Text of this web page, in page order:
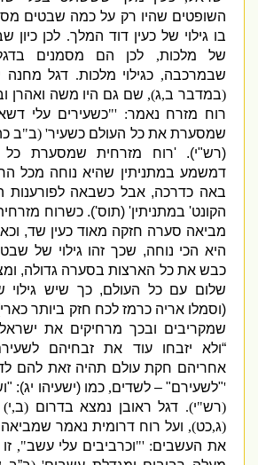
השופטים שהיו רק על כמה שבטים
בו גילוי של כעין דוד המלך.לכן כיון
שלמלכות,לכן הם מסמנים
שבמרכבה,כגילוי מלכות.דגל מחנה
במדבר ב, ג),שם גם היו משה ואהרן
רוח מזרח נאמר: '" כשעירים עלי דשא
שמסערת את כל העולם כשעיר' (ב"ב כה,
רש"י). ' רוח מזרחית שמסערת כל
דמשמע במתניתין שהיא נוחה מכל
באה כדרכה,אבל כשבאה לפורענות
הקונט'במתניתין' (תוס').כשרוח מזרחית
מביאה סערה חזקה מאוד כעין שד,
היא הכי נוחה,שכך זהו גילוי של שבט
כבש את כל הארצות בסערה גדולה,
שלום עם כל העולם,כך שיש גילוי
וסמלו אריה כרמז לכח חזק ביותר כארי).
שמקריבים ובכך מרחיקים את ישראל
ולא יזבחו עוד את זבחיהם
אחריהם חקת עולם תהיה זאת להם
לשעירם" – לשדים,כמו(ישעיהו יג ): "
רש"י).דגל ראובן נמצא בדרום(ב ,י)
,כט),ועל רוח דרומית נאמר שמביאה
את העשבים: '" וכרביבים עלי עשב",זו